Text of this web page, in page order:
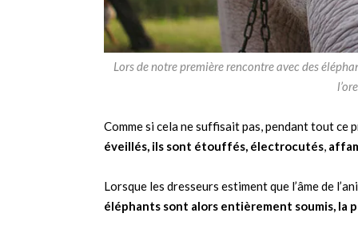
Lors de notre première rencontre avec des
Comme si cela ne suffisait pas, pendant tout ce
éveillés, ils sont étouffés, électrocutés,
Lorsque les dresseurs estiment que l’âme de
éléphants sont alors entièrement soumis, la